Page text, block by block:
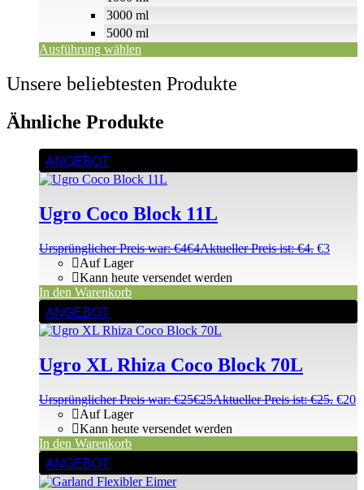
3000 ml
5000 ml
Ausführung wählen
Unsere beliebtesten Produkte
Ähnliche Produkte
ANGEBOT
Ugro Coco Block 11L
Ursprünglicher Preis war: €4€4Aktueller Preis ist: €4. €3
Auf Lager
Kann heute versendet werden
In den Warenkorb
ANGEBOT
Ugro XL Rhiza Coco Block 70L
Ursprünglicher Preis war: €25€25Aktueller Preis ist: €25. €20
Auf Lager
Kann heute versendet werden
In den Warenkorb
ANGEBOT